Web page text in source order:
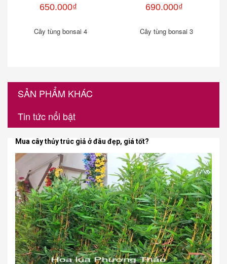
650.000₫
Cây tùng bonsai 4
690.000₫
Cây tùng bonsai 3
SẢN PHẨM KHÁC
Tin tức nổi bật
Mua cây thủy trúc giả ở đâu đẹp, giá tốt?